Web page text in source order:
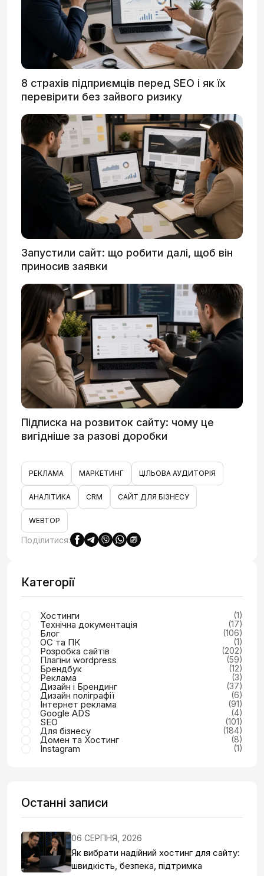
8 страхів підприємців перед SEO і як їх
перевірити без зайвого ризику
Запустили сайт: що робити далі, щоб він
приносив заявки
Підписка на розвиток сайту: чому це
вигідніше за разові доробки
РЕКЛАМА МАРКЕТИНГ ЦІЛЬОВА АУДИТОРІЯ
АНАЛІТИКА CRM САЙТ ДЛЯ БІЗНЕСУ
WEBTOP
Поділитися:
Категорії
Хостинги (1)
Технічна документація (17)
Блог (106)
ОС та ПК (1)
Розробка сайтів (202)
Плагіни wordpress (59)
Брендбук (12)
Реклама (3)
Дизайн і Брендинг (37)
Дизайн поліграфії (6)
Інтернет реклама (91)
Google ADS (4)
SEO (101)
Для бізнесу (184)
Домен та Хостинг (8)
Instagram (1)
Останні записи
06 СЕРПНЯ, 2026
Як вибрати надійний хостинг для сайту:
швидкість, безпека, підтримка